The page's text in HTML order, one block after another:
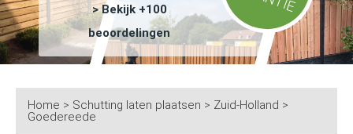
> Bekijk +100
beoordelingen
Home > Schutting laten plaatsen > Zuid-Holland >
Goedereede